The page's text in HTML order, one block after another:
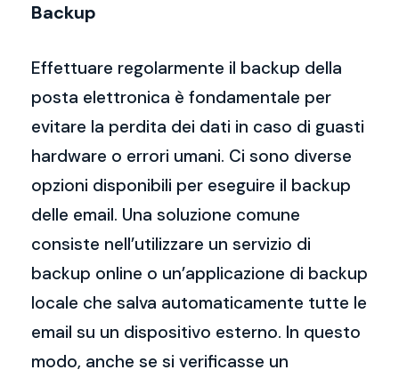
Backup
Effettuare regolarmente il backup della
posta elettronica è fondamentale per
evitare la perdita dei dati in caso di guasti
hardware o errori umani. Ci sono diverse
opzioni disponibili per eseguire il backup
delle email. Una soluzione comune
consiste nell’utilizzare un servizio di
backup online o un’applicazione di backup
locale che salva automaticamente tutte le
email su un dispositivo esterno. In questo
modo, anche se si verificasse un